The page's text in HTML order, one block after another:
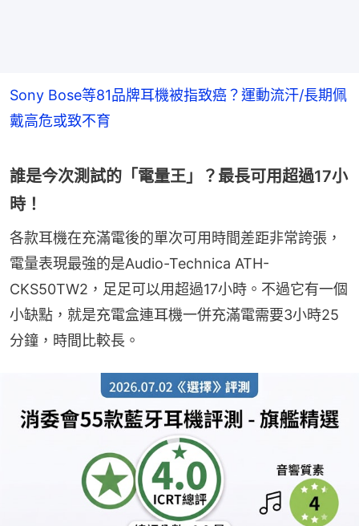
Sony Bose等81品牌耳機被指致癌？運動流汗/長期佩
戴高危或致不育
誰是今次測試的「電量王」？最長可用超過17小
時！
各款耳機在充滿電後的單次可用時間差距非常誇張，
電量表現最強的是Audio-Technica ATH-
CKS50TW2，足足可以用超過17小時。不過它有一個
小缺點，就是充電盒連耳機一併充滿電需要3小時25
分鐘，時間比較長。